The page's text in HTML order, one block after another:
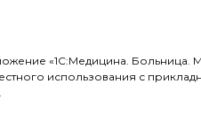
«1С:Медицина. Больница.
использования с